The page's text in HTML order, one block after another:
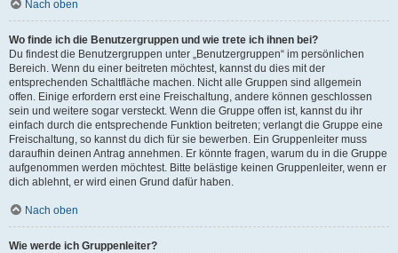
Nach oben
Wo finde ich die Benutzergruppen und wie trete ich ihnen bei?
Du findest die Benutzergruppen unter „Benutzergruppen“ im persönlichen
Bereich. Wenn du einer beitreten möchtest, kannst du dies mit der
entsprechenden Schaltfläche machen. Nicht alle Gruppen sind allgemein
offen. Einige erfordern erst eine Freischaltung, andere können geschlossen
sein und weitere sogar versteckt. Wenn die Gruppe offen ist, kannst du ihr
einfach durch die entsprechende Funktion beitreten; verlangt die Gruppe eine
Freischaltung, so kannst du dich für sie bewerben. Ein Gruppenleiter muss
daraufhin deinen Antrag annehmen. Er könnte fragen, warum du in die Gruppe
aufgenommen werden möchtest. Bitte belästige keinen Gruppenleiter, wenn er
dich ablehnt, er wird einen Grund dafür haben.
Nach oben
Wie werde ich Gruppenleiter?